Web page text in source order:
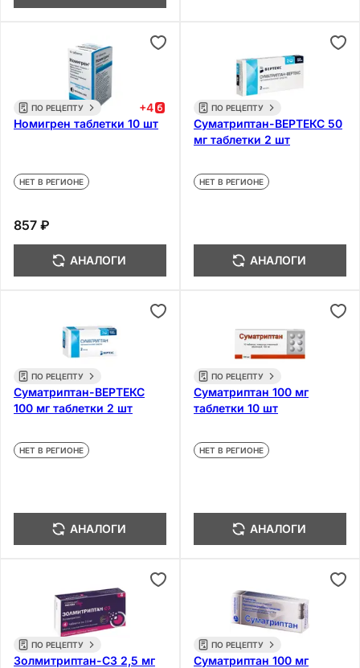
ПО РЕЦЕПТУ +4
Номигрен таблетки 10 шт
НЕТ В РЕГИОНЕ
857 ₽
АНАЛОГИ
ПО РЕЦЕПТУ
Суматриптан-ВЕРТЕКС 50
мг таблетки 2 шт
НЕТ В РЕГИОНЕ
АНАЛОГИ
ПО РЕЦЕПТУ
Суматриптан-ВЕРТЕКС
100 мг таблетки 2 шт
НЕТ В РЕГИОНЕ
АНАЛОГИ
ПО РЕЦЕПТУ
Суматриптан 100 мг
таблетки 10 шт
НЕТ В РЕГИОНЕ
АНАЛОГИ
ПО РЕЦЕПТУ
Золмитриптан-СЗ 2,5 мг
ПО РЕЦЕПТУ
Суматриптан 100 мг